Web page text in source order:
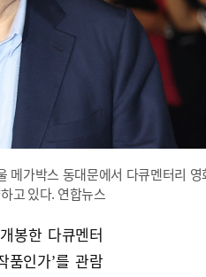
메가박스 동대문에서 다큐멘터리 영
고 있다. 연합뉴스
봉한 다큐멘터
품인가’를 관람